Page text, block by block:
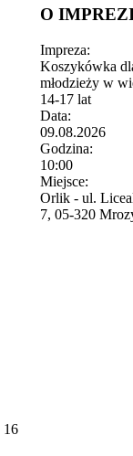
O
Impreza:
Koszykówka
młodzieży w
14-17 lat
Data:
09.08.2026
Godzina:
10:00
Miejsce:
Orlik - ul.
7, 05-320
16